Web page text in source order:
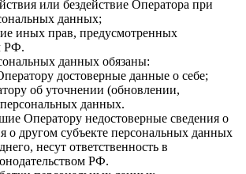
или бездействие Оператора при
данных;
иных прав, предусмотренных
РФ.
данных обязаны:
достоверные данные о себе;
об уточнении (обновлении,
данных.
Оператору недостоверные сведения о
о другом субъекте персональных данных
несут ответственность в
РФ.